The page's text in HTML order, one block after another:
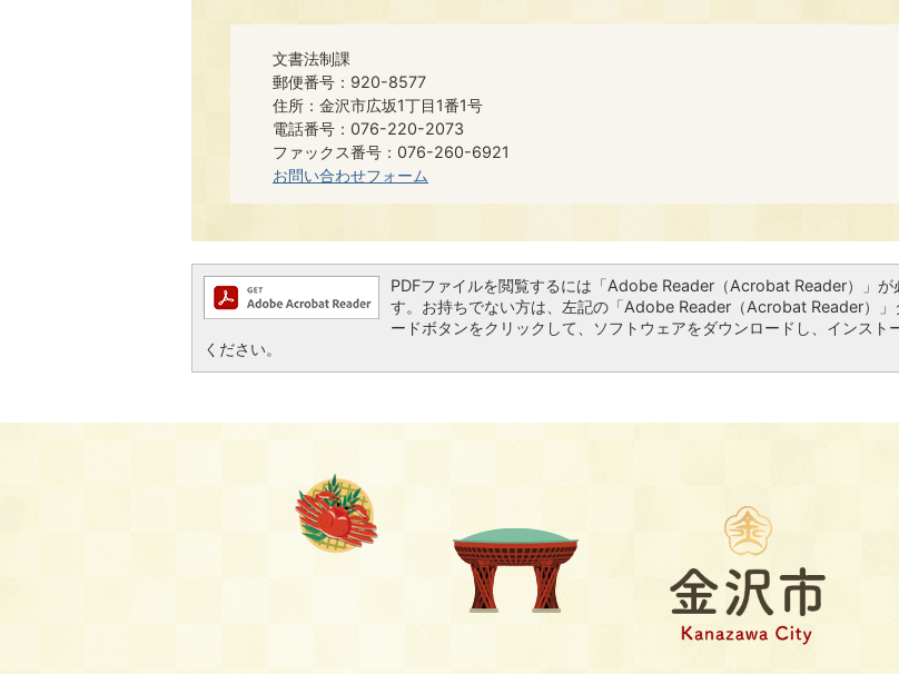
文書法制課
郵便番号：920-8577
住所：金沢市広坂1丁目1番1号
電話番号：076-220-2073
ファックス番号：076-260-6921​​​​
お問い合わせフォーム
PDFファイルを閲覧するには「Adobe Reader（Acrobat Reader）」が
す。お持ちでない方は、左記の「Adobe Reader（Acrobat Reader）」
ードボタンをクリックして、ソフトウェアをダウンロードし、インスト
ください。